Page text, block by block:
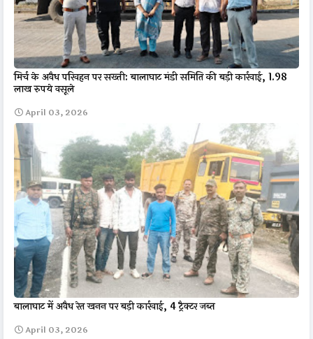
मिर्च के अवैध परिवहन पर सख्ती: बालाघाट मंडी समिति की बड़ी कार्रवाई, 1.98
लाख रुपये वसूले
April 03, 2026
बालाघाट में अवैध रेत खनन पर बड़ी कार्रवाई, 4 ट्रैक्टर जब्त
April 03, 2026